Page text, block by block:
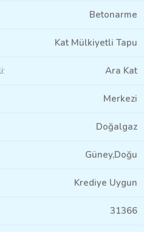
Betonarme
Kat Mülkiyetli Tapu
Ara Kat
Merkezi
Doğalgaz
Güney,Doğu
Krediye Uygun
31366